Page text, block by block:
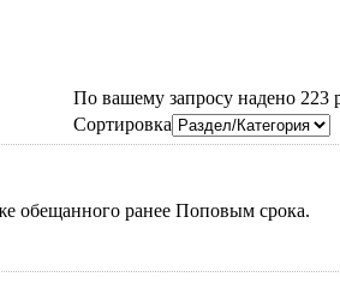
По вашему запросу надено 223
Сортировка
обещанного ранее Поповым срока.